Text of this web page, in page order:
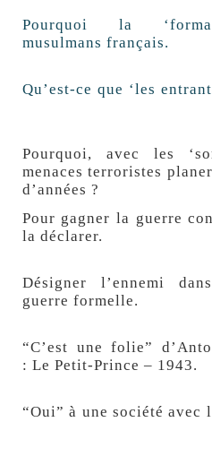
Pourquoi la
Qu’est-ce que ‘les
Pourquoi, avec les
menaces terroristes
Pour gagner la guerre
la
Désigner l’ennemi
guerre
“C’est une folie”
: Le Petit-
“Oui” à une société